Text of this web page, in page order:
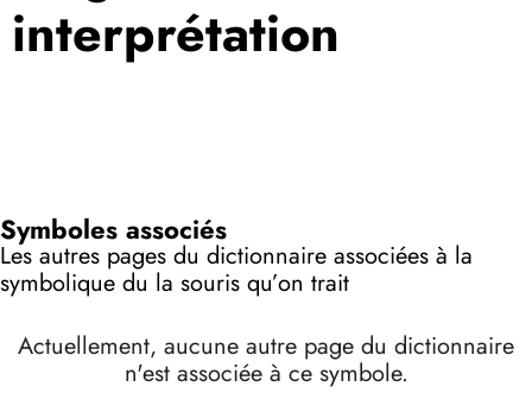
interprétation
Symboles associés
Les autres pages du dictionnaire associées à la
symbolique du la souris qu’on trait
Actuellement, aucune autre page du dictionnaire
n'est associée à ce symbole.